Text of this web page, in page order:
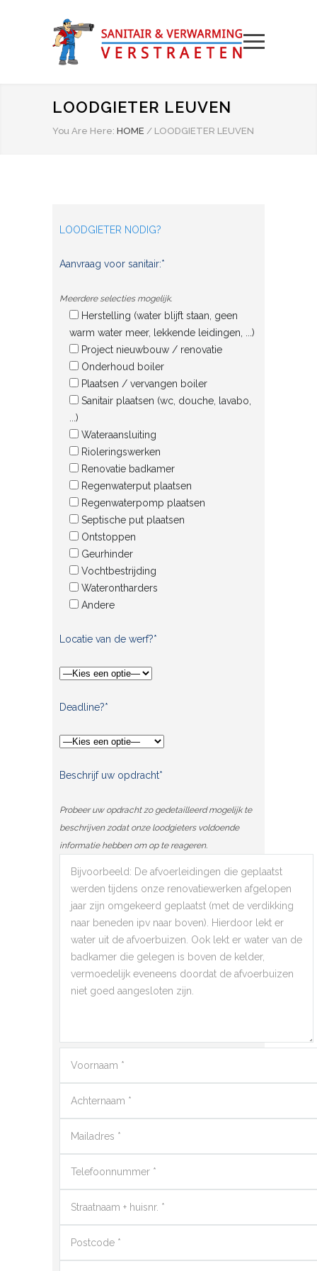
LOODGIETER LEUVEN
You Are Here: HOME / LOODGIETER LEUVEN
LOODGIETER NODIG?
Aanvraag voor sanitair:*
Meerdere selecties mogelijk.
Herstelling (water blijft staan, geen
warm water meer, lekkende leidingen, ...)
Project nieuwbouw / renovatie
Onderhoud boiler
Plaatsen / vervangen boiler
Sanitair plaatsen (wc, douche, lavabo,
...)
Wateraansluiting
Rioleringswerken
Renovatie badkamer
Regenwaterput plaatsen
Regenwaterpomp plaatsen
Septische put plaatsen
Ontstoppen
Geurhinder
Vochtbestrijding
Waterontharders
Andere
Locatie van de werf?*
Deadline?*
Beschrijf uw opdracht*
Probeer uw opdracht zo gedetailleerd mogelijk te
beschrijven zodat onze loodgieters voldoende
informatie hebben om op te reageren.